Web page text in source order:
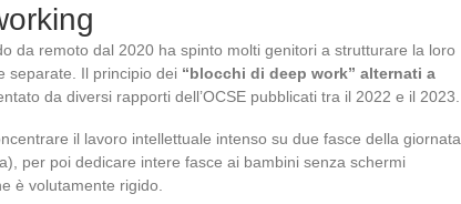
da remoto dal 2020 ha spinto molti genitori a strutturare la loro
separate. Il principio dei “blocchi di deep work” alternati a
da diversi rapporti dell’OCSE pubblicati tra il 2022 e il 2023.
il lavoro intellettuale intenso su due fasce della giornata
per poi dedicare intere fasce ai bambini senza schermi
è volutamente rigido.